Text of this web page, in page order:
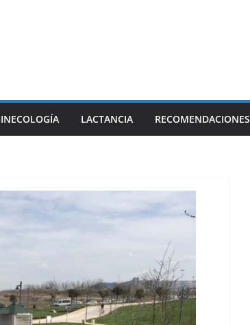
LACTANCIA RECOMENDACIONES